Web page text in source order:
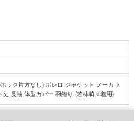
ック片方なし) ボレロ ジャケット ノーカラ
丈 長袖 体型カバー 羽織り (若林萌々着用)